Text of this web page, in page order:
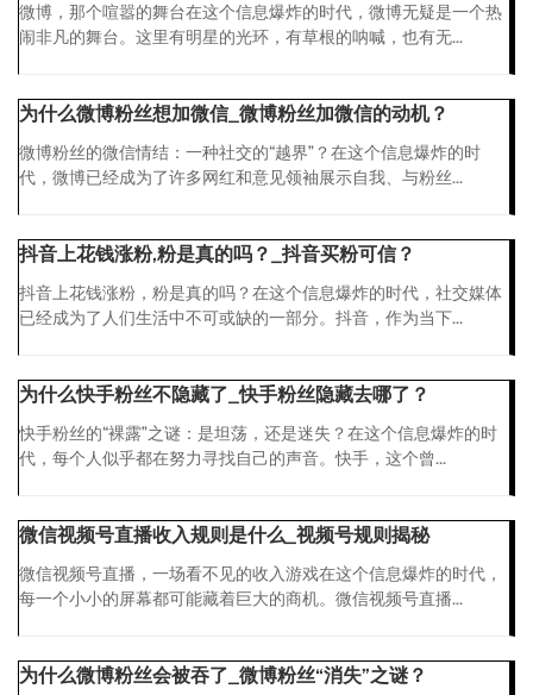
微博，那个喧嚣的舞台在这个信息爆炸的时代，微博无疑是一个热
闹非凡的舞台。这里有明星的光环，有草根的呐喊，也有无...
为什么微博粉丝想加微信_微博粉丝加微信的动机？
微博粉丝的微信情结：一种社交的“越界”？在这个信息爆炸的时
代，微博已经成为了许多网红和意见领袖展示自我、与粉丝...
抖音上花钱涨粉,粉是真的吗？_抖音买粉可信？
抖音上花钱涨粉，粉是真的吗？在这个信息爆炸的时代，社交媒体
已经成为了人们生活中不可或缺的一部分。抖音，作为当下...
为什么快手粉丝不隐藏了_快手粉丝隐藏去哪了？
快手粉丝的“裸露”之谜：是坦荡，还是迷失？在这个信息爆炸的时
代，每个人似乎都在努力寻找自己的声音。快手，这个曾...
微信视频号直播收入规则是什么_视频号规则揭秘
微信视频号直播，一场看不见的收入游戏在这个信息爆炸的时代，
每一个小小的屏幕都可能藏着巨大的商机。微信视频号直播...
为什么微博粉丝会被吞了_微博粉丝“消失”之谜？